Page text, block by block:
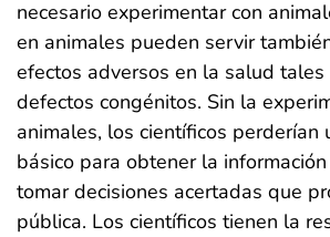
necesario experimentar con
en animales pueden servir
efectos adversos en la salud tales
defectos congénitos. Sin la
animales, los científicos perderían
básico para obtener la
tomar decisiones acertadas que
pública. Los científicos tienen la